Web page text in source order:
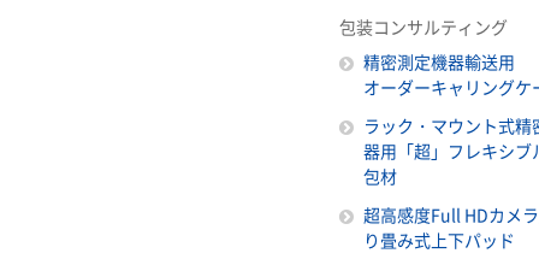
包装コンサルティング
精密測定機器輸送用
オーダーキャリングケ
ラック・マウント式精
器用「超」フレキシブ
包材
超高感度Full HDカメ
り畳み式上下パッド